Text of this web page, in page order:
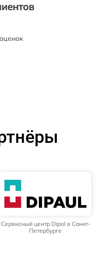
Сервисный центр Dipol в Санкт-
Петербурге